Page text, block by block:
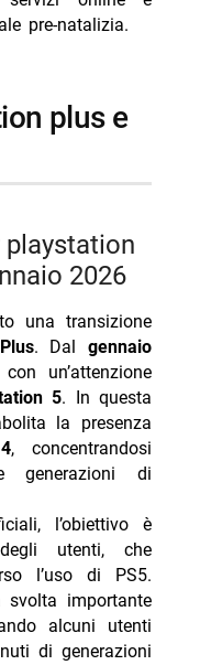
pre-natalizia.
2026
una transizione
. Dalgennaio
un’attenzione
5. In questa
la presenza
, concentrandosi
generazioni di
l’obiettivo è
utenti, che
l’uso di PS5.
svolta importante
alcuni utenti
di generazioni